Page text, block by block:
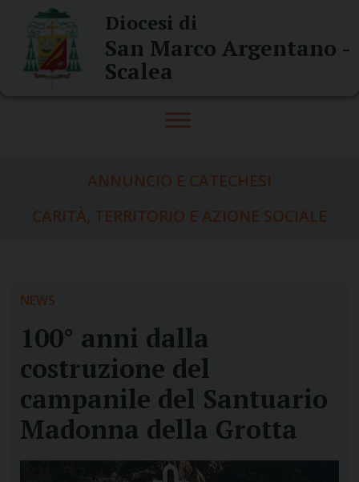
content
Diocesi di
San Marco Argentano -
Scalea
ANNUNCIO E CATECHESI
CARITÀ, TERRITORIO E AZIONE SOCIALE
NEWS
100° anni dalla
costruzione del
campanile del Santuario
Madonna della Grotta